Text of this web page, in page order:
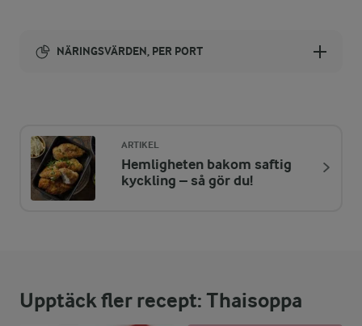
NÄRINGSVÄRDEN, PER PORT
ENERGIDISTRIBUTION %
NÄRINGSVÄRDEN PER PORT
Fett:
52,1 %
48,4 g
ARTIKEL
Hemligheten bakom saftig
kyckling – så gör du!
Upptäck fler recept: Thaisoppa